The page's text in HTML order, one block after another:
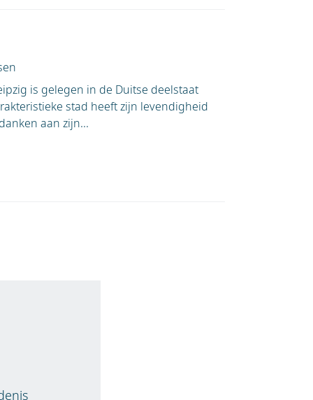
is gelegen in de Duitse deelstaat
stad heeft zijn levendigheid
aan zijn...